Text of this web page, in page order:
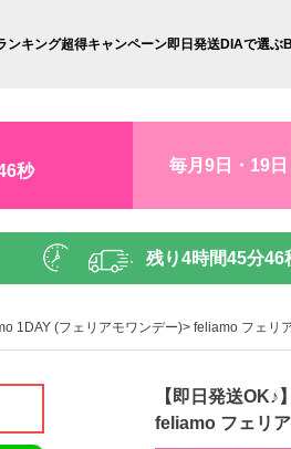
ンキング超得キャンペーン即日発送DIAで選ぶ
秒 毎月9日・19
残り4時間45分44
1DAY (フェリアモワンデー) feliamo フェリ
【即日発送OK♪】
feliamo フェリ